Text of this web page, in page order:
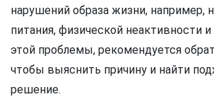
нарушений образа жизни, например,
питания, физической неактивности
этой проблемы, рекомендуется
чтобы выяснить причину и найти
решение.